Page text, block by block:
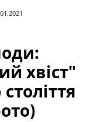
хвіст"